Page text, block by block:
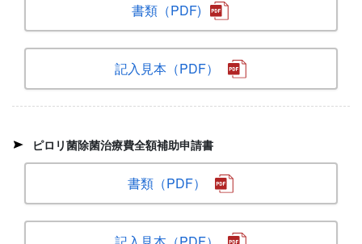
書類（PDF)
記入見本（PDF）
ピロリ菌除菌治療費全額補助申請書
書類（PDF）